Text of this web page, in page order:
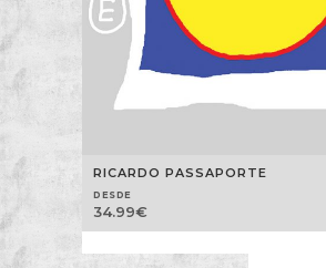
RICARDO PASSAPORTE
DESDE
34.99€